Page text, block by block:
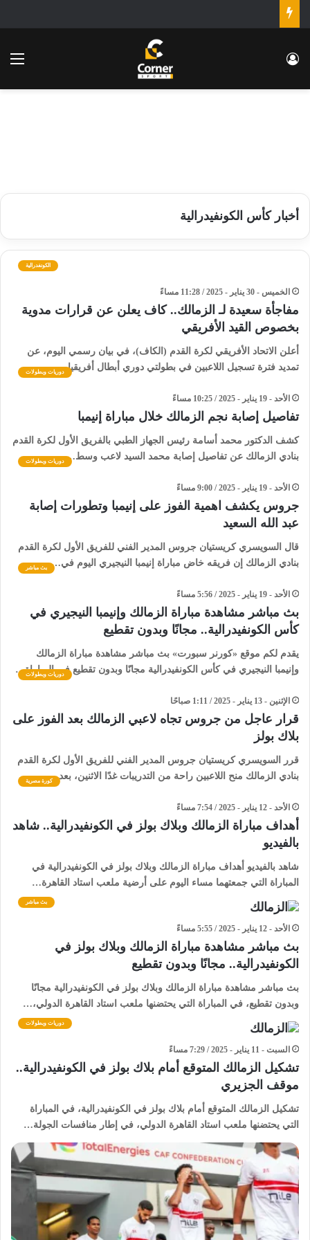
تسجيل الدخول
أخبار كأس الكونفيدرالية
الكونفدرالية
الخميس - 30 يناير - 2025 / 11:28 مساءً
مفاجأة سعيدة لـ الزمالك.. كاف يعلن عن قرارات مدوية
بخصوص القيد الأفريقي
أعلن الاتحاد الأفريقي لكرة القدم (الكاف)، في بيان رسمي اليوم، عن
تمديد فترة تسجيل اللاعبين في بطولتي دوري أبطال أفريقيا…دوريات وبطولات
الأحد - 19 يناير - 2025 / 10:25 مساءً
تفاصيل إصابة نجم الزمالك خلال مباراة إنيمبا
كشف الدكتور محمد أسامة رئيس الجهاز الطبي بالفريق الأول لكرة القدم
بنادي الزمالك عن تفاصيل إصابة محمد السيد لاعب وسط… دوريات وبطولات
الأحد - 19 يناير - 2025 / 9:00 مساءً
جروس يكشف اهمية الفوز على إنيمبا وتطورات إصابة
عبد الله السعيد
قال السويسري كريستيان جروس المدير الفني للفريق الأول لكرة القدم
بنادي الزمالك إن فريقه خاض مباراة إنيمبا النيجيري اليوم في…
بث مباشر
الأحد - 19 يناير - 2025 / 5:56 مساءً
بث مباشر مشاهدة مباراة الزمالك وإنيمبا النيجيري في
كأس الكونفيدرالية.. مجانًا وبدون تقطيع
يقدم لكم موقع «كورنر سبورت» بث مباشر مشاهدة مباراة الزمالك
وإنيمبا النيجيري في كأس الكونفيدرالية مجانًا وبدون تقطيع في المباراة…
دوريات وبطولات
الإثنين - 13 يناير - 2025 / 1:11 صباحًا
قرار عاجل من جروس تجاه لاعبي الزمالك بعد الفوز على
بلاك بولز
قرر السويسري كريستيان جروس المدير الفني للفريق الأول لكرة القدم
بنادي الزمالك منح اللاعبين راحة من التدريبات غدًا الاثنين، بعد…كورة مصرية
الأحد - 12 يناير - 2025 / 7:54 مساءً
أهداف مباراة الزمالك وبلاك بولز في الكونفيدرالية.. شاهد
بالفيديو
شاهد بالفيديو أهداف مباراة الزمالك وبلاك بولز في الكونفيدرالية في
المباراة التي جمعتهما مساء اليوم على أرضية ملعب استاد القاهرة…
بث مباشر
الأحد - 12 يناير - 2025 / 5:55 مساءً
بث مباشر مشاهدة مباراة الزمالك وبلاك بولز في
الكونفيدرالية.. مجانًا وبدون تقطيع
بث مباشر مشاهدة مباراة الزمالك وبلاك بولز في الكونفيدرالية مجانًا
وبدون تقطيع، في المباراة التي يحتضنها ملعب استاد القاهرة الدولي،…
دوريات وبطولات
السبت - 11 يناير - 2025 / 7:29 مساءً
تشكيل الزمالك المتوقع أمام بلاك بولز في الكونفيدرالية..
موقف الجزيري
تشكيل الزمالك المتوقع أمام بلاك بولز في الكونفيدرالية، في المباراة
التي يحتضنها ملعب استاد القاهرة الدولي، في إطار منافسات الجولة…